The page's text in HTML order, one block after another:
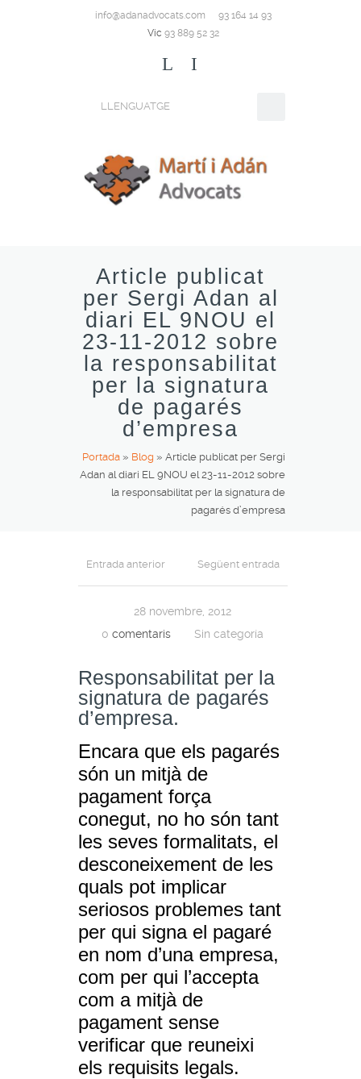
info@adanadvocats.com
93 164 14 93
Vic 93 889 52 32
L I
LLENGUATGE
Article publicat
per Sergi Adan al
diari EL 9NOU el
23-11-2012 sobre
la responsabilitat
per la signatura
de pagarés
d’empresa
Portada » Blog » Article publicat per Sergi
Adan al diari EL 9NOU el 23-11-2012 sobre
la responsabilitat per la signatura de
pagarés d’empresa
Entrada anterior Següent entrada
28 novembre, 2012
0 comentaris Sin categoría
Responsabilitat per la
signatura de pagarés
d’empresa.
Encara que els pagarés
són un mitjà de
pagament força
conegut, no ho són tant
les seves formalitats, el
desconeixement de les
quals pot implicar
seriosos problemes tant
per qui signa el pagaré
en nom d’una empresa,
com per qui l’accepta
com a mitjà de
pagament sense
verificar que reuneixi
els requisits legals.